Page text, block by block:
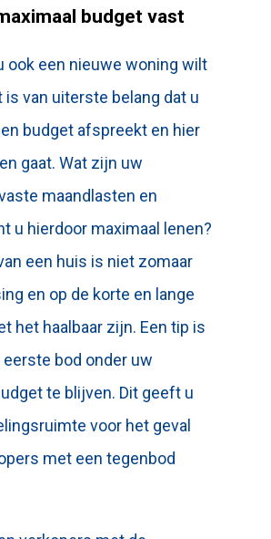
budget vast
ook een nieuwe woning wilt
is van uiterste belang dat u
budget afspreekt en hier
gaat. Wat zijn uw
maandlasten en
u hierdoor maximaal lenen?
een huis is niet zomaar
en op de korte en lange
het haalbaar zijn. Een tip is
bod onder uw
te blijven. Dit geeft u
voor het geval
met een tegenbod